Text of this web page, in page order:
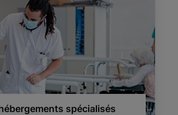
spécialisés